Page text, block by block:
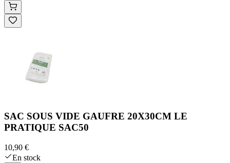
SAC SOUS VIDE GAUFRE 20X30CM LE
PRATIQUE SAC50
10,90 €
En stock